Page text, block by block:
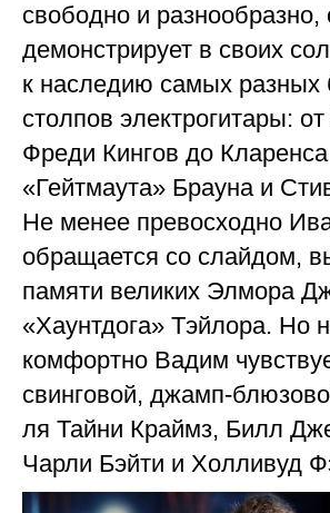
свободно и разнообразно,
демонстрирует в своих
к наследию самых
столпов электрогитары:
Фреди Кингов до Кларенса
«Гейтмаута» Брауна и
Не менее превосходно
обращается со слайдом,
памяти великих Элмора
«Хаунтдога» Тэйлора. Но
комфортно Вадим
свинговой, джамп-
ля Тайни Краймз, Билл
Чарли Бэйти и Холливуд